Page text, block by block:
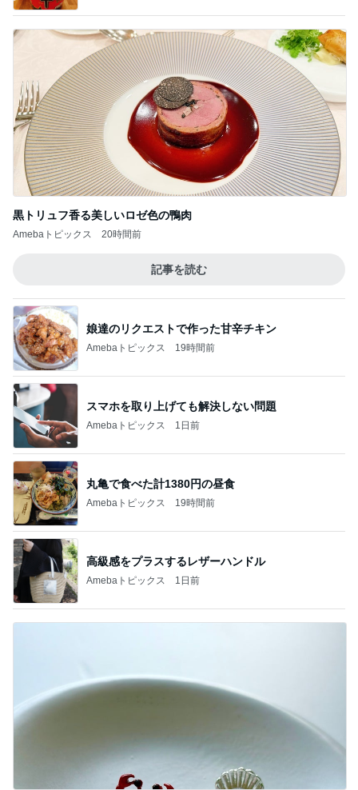
黒トリュフ香る美しいロゼ色の鴨肉
Amebaトピックス 20時間前
記事を読む
娘達のリクエストで作った甘辛チキン
Amebaトピックス 19時間前
スマホを取り上げても解決しない問題
Amebaトピックス 1日前
丸亀で食べた計1380円の昼食
Amebaトピックス 19時間前
高級感をプラスするレザーハンドル
Amebaトピックス 1日前